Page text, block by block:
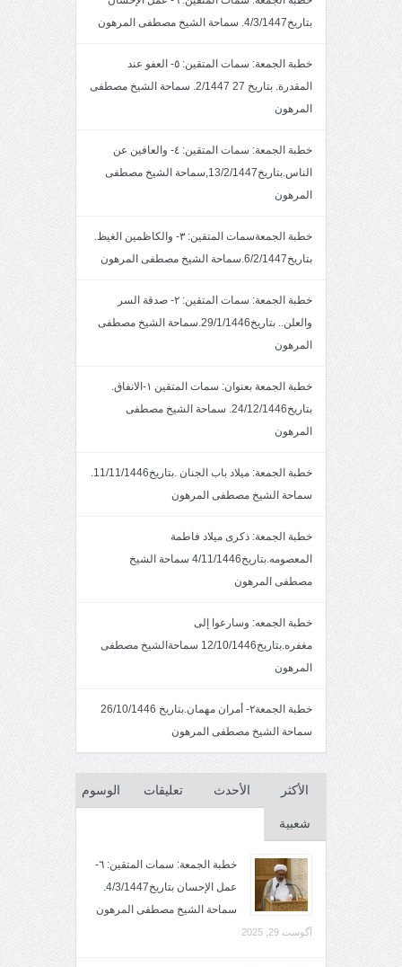
بتاريخ4/3/1447. سماحة الشيخ مصطفى المرهون
خطبة الجمعة: سمات المتقين: ٥- العفو عند
المقدرة. بتاريخ 27 2/1447. سماحة الشيخ مصطفى
المرهون
خطبة الجمعة: سمات المتقين: ٤- والعافين عن
الناس.بتاريخ13/2/1447,سماحة الشيخ مصطفى
المرهون
خطبة الجمعةسمات المتقين: ٣- والكاظمين الغيظ.
بتاريخ6/2/1447.سماحة الشيخ مصطفى المرهون
خطبة الجمعة: سمات المتقين: ٢- صدقة السر
والعلن.. بتاريخ29/1/1446.سماحة الشيخ مصطفى
المرهون
خطبة الجمعة بعنوان: سمات المتقين ١-الانفاق.
بتاريخ24/12/1446. سماحة الشيخ مصطفى
المرهون
خطبة الجمعة: ميلاد باب الجنان .بتاريخ11/11/1446.
سماحة الشيخ مصطفى المرهون
خطبة الجمعة: ذكرى ميلاد فاطمة
المعصومه.بتاريخ4/11/1446 سماحة الشيخ
مصطفى المرهون
خطبة الجمعه: وسارعوا إلى
مغفره.بتاريخ12/10/1446 سماحةالشيخ مصطفى
المرهون
خطبة الجمعة٢- أمران مهمان.بتاريخ 26/10/1446
سماحة الشيخ مصطفى المرهون
الأكثر
شعبية
الأحدث تعليقات الوسوم
خطبة الجمعة: سمات المتقين: ٦-
عمل الإحسان بتاريخ4/3/1447.
سماحة الشيخ مصطفى المرهون
آگوست 29, 2025